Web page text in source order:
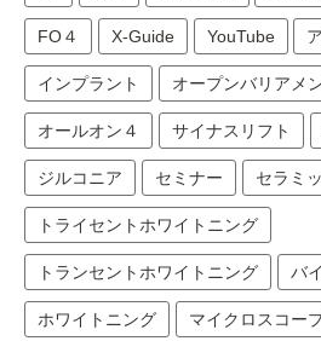
FO４ X-Guide YouTube
インプラント オープンバリアメ
オールオン４ サイナスリフト
ジルコニア セミナー セラミ
トライセントホワイトニング
トランセントホワイトニング バ
ホワイトニング マイクロスコー